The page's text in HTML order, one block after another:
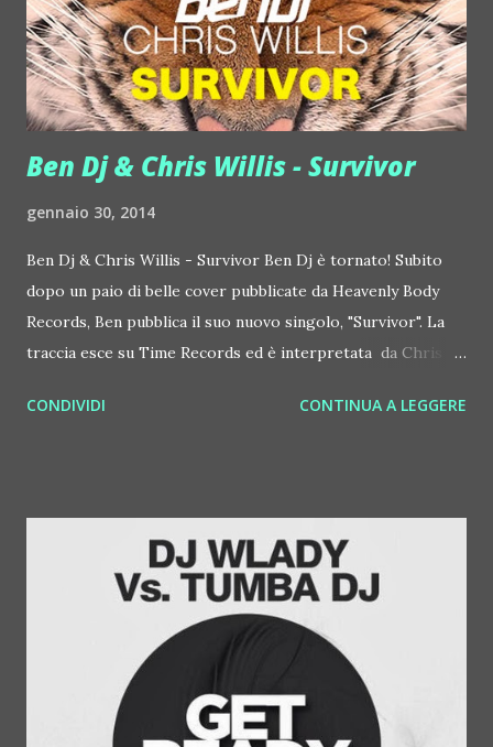
Riccione , Capannina a Bologna , il Principe ad Arezzo,
Spazio Novecento a Roma, Giardini Naxos a Messina e
Sopravento a Porto Cervo. Nel 2007 diventa una
producer/remixer e in...
Ben Dj & Chris Willis - Survivor
gennaio 30, 2014
Ben Dj & Chris Willis - Survivor Ben Dj è tornato! Subito
dopo un paio di belle cover pubblicate da Heavenly Body
Records, Ben pubblica il suo nuovo singolo, "Survivor". La
traccia esce su Time Records ed è interpretata da Chris
Atlanta famoso per aver scritto alcuni dei più grandi
italiano di origini tunisine molto conosciuto a livello
nazionale ed internazionale. I suoi dj set lo portano sempre
in giro per il mondo da Miami ad Ibiza, dall'Europa all'Asia,
passando dall'Arabia Saudita; insomma Ben Dj è pronto a
confermare il suo successo anche come producer dopo i
singoli "Rock It", "Keep On Run Away", "Freedom Call", "I'm In
Love", "Smile" e "Heroes...
CONDIVIDI CONTINUA A LEGGERE